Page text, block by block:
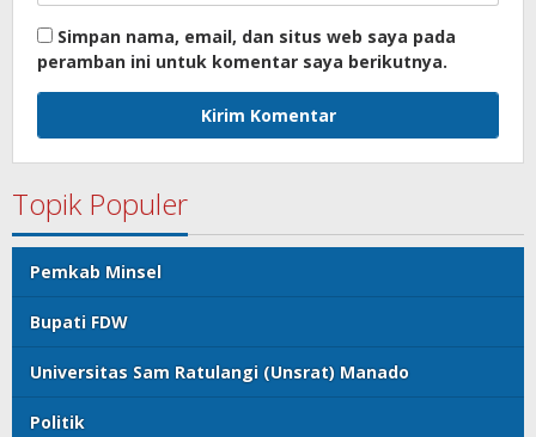
Simpan nama, email, dan situs web saya pada
peramban ini untuk komentar saya berikutnya.
Topik Populer
Pemkab Minsel
Bupati FDW
Universitas Sam Ratulangi (Unsrat) Manado
Politik